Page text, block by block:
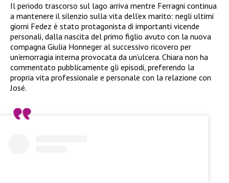
Il periodo trascorso sul lago arriva mentre Ferragni continua
a mantenere il silenzio sulla vita dell’ex marito: negli ultimi
giorni Fedez è stato protagonista di importanti vicende
personali, dalla nascita del primo figlio avuto con la nuova
compagna Giulia Honneger al successivo ricovero per
un’emorragia interna provocata da un’ulcera. Chiara non ha
commentato pubblicamente gli episodi, preferendo la
propria vita professionale e personale con la relazione con
José.